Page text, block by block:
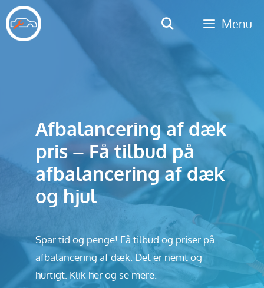
Hop
til
indhold
Menu
Afbalancering af dæk
pris – Få tilbud på
afbalancering af dæk
og hjul
Spar tid og penge! Få tilbud og priser på
afbalancering af dæk. Det er nemt og
hurtigt. Klik her og se mere.